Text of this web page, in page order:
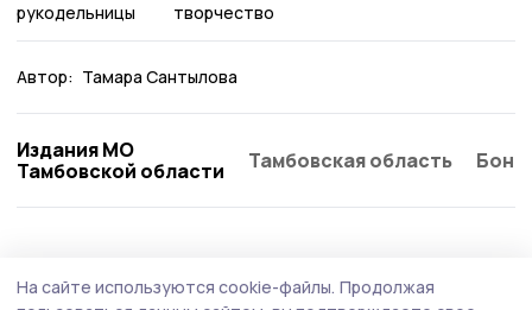
рукодельницы творчество
Автор: Тамара Сантылова
Издания МО
Тамбовской области
Тамбовская область
На сайте используются cookie-файлы. Продолжая